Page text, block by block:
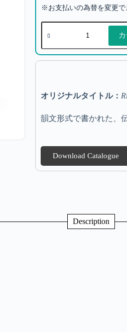
※お支払いの為替を変更で
オリジナルタイトル：
韻文形式で書かれた、
Download Catalogue
Description